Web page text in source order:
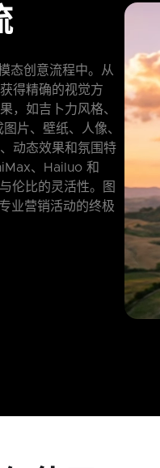
态创意流程中。从
得精确的视觉方
，如吉卜力风格、
片、壁纸、人像、
动态效果和氛围特
、Hailuo 和
伦比的灵活性。图
业营销活动的终极